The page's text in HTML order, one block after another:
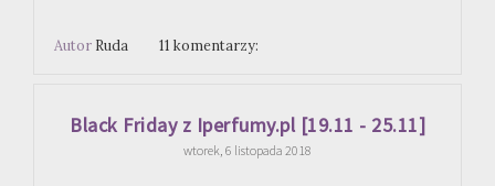
Autor Ruda 11 komentarzy:
Black Friday z Iperfumy.pl [19.11 - 25.11]
wtorek, 6 listopada 2018